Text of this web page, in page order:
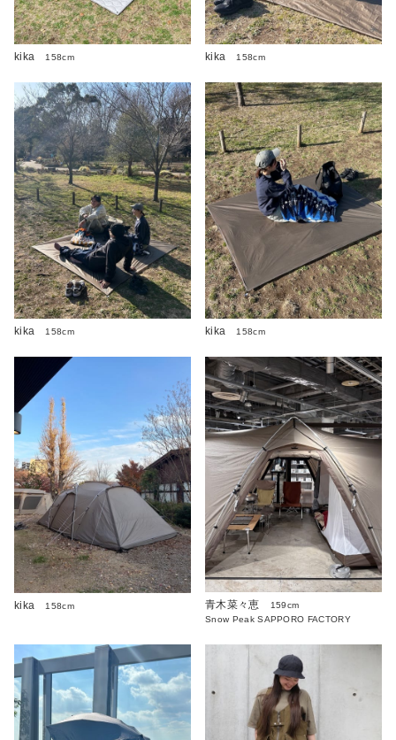
kika 158cm kika 158cm
kika 158cm kika 158cm
kika 158cm 青木菜々恵
159cm
Snow Peak SAPPORO FACTORY